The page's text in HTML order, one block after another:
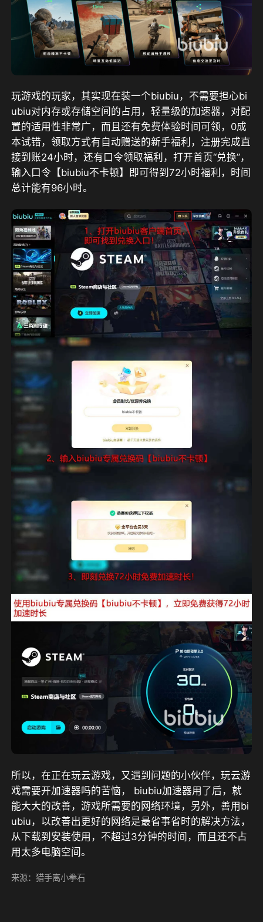
玩游戏的玩家，其实现在装一个biubiu，不需要担心bi
ubiu对内存或存储空间的占用，轻量级的加速器，对配
置的适用性非常广， 而且还有免费体验时间可领，0成
本试错，领取方式有自动赠送的新手福利，注册完成直
接到账24小时，还有口令领取福利，打开首页“兑换”，
输入口令【biubiu不卡顿】即可得到72小时福利，时间
总计能有96小时。
所以，在正在玩云游戏，又遇到问题的小伙伴，玩云游
戏需要开加速器吗的苦恼， biubiu加速器用了后，就
能大大的改善，游戏所需要的网络环境，另外，善用bi
ubiu，以改善出更好的网络是最省事省时的解决方法，
从下载到安装使用，不超过3分钟的时间，而且还不占
用太多电脑空间。
来源：猎手离小拳石